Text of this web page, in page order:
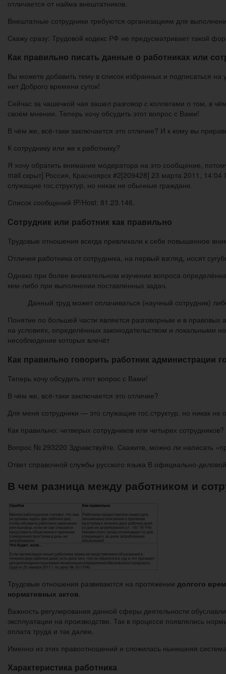
отличается от найма внештатников.
Внештатные сотрудники требуются организациям для
Скажу сразу: Трудовой кодекс РФ не предусматривает такой
Как правильно писать данные о работниках или
Вы можете добавить тему в список избранных и подписаться
нет Доброго времени суток!
Сейчас за чашечкой чая зашел разговор с коллегами о том, в
своём мнении. Теперь хочу обсудить этот вопрос с Вами!
В чём же, всё-таки заключается это отличие? И к кому вы
К сотруднику или же к работнику?
Я хочу обратить внимание модератора на это сообщение,
mail скрыт] Россия, Красноярск #2[209428] 23 марта 2011,
служащие гос.структур, но никак не обычные граждане.
Список сообщений IP/Host: 81.23.146.
Сотрудник или работник как правильно
Трудовые отношения всегда привлекали к себе повышенное
Отличия работника от сотрудника, на первый взгляд, носят
Однако при более внимательном изучении вопроса
кем-либо при выполнении поставленных задач.
Данный труд может оплачиваться (научный сотрудник)
Понятие по большей части является разговорным и в
на условиях, определённых законодательством и локальными
несоблюдение которых влечёт
Как правильно говорить работник администрации
Теперь хочу обсудить этот вопрос с Вами!
В чём же, всё-таки заключается это отличие?
Для меня сотрудники — это служащие гос.структур, но никак не
Как правильно: четверых сотрудников или четырех сотрудников?
Вопрос № 293220 Здравствуйте. Скажите, можно ли написать
Ответ справочной службы русского языка В официально-
В чем разница между работником и
Трудовые отношения развиваются на протяжении долгого
нормативных актов
Важность регулирования данной сферы деятельности
эксплуатации на производстве. Так в процессе появлялись
оплата труда и так далее.
Именно из этих правоотношений и сложилась нынешняя
Характеристика работника